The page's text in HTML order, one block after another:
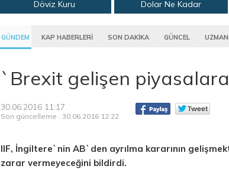
Döviz Kuru Dolar Ne Kadar
GÜNDEM KAP HABERLERİ SON DAKİKA GÜNCEL
`Brexit gelişen
30.06.2016 11:17
Son güncelleme : 30.06.2016 12:22
IIF, İngiltere`nin AB`den ayrılma kararının
zarar vermeyeceğini bildirdi.